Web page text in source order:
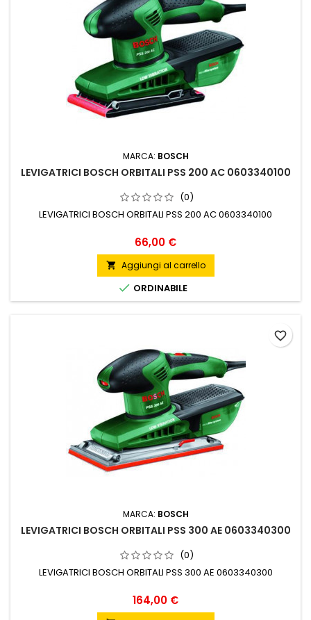
MARCA: BOSCH
LEVIGATRICI BOSCH ORBITALI PSS 200 AC 0603340100
(0)
LEVIGATRICI BOSCH ORBITALI PSS 200 AC 0603340100
Prezzo
66,00 €
 Aggiungi al carrello
 ORDINABILE
MARCA: BOSCH
LEVIGATRICI BOSCH ORBITALI PSS 300 AE 0603340300
(0)
LEVIGATRICI BOSCH ORBITALI PSS 300 AE 0603340300
Prezzo
164,00 €
favorite_border